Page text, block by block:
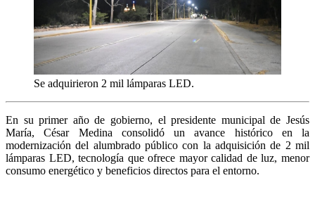
Se adquirieron 2 mil lámparas LED.
En su primer año de gobierno, el presidente municipal de Jesús
María, César Medina consolidó un avance histórico en la
modernización del alumbrado público con la adquisición de 2 mil
lámparas LED, tecnología que ofrece mayor calidad de luz, menor
consumo energético y beneficios directos para el entorno.